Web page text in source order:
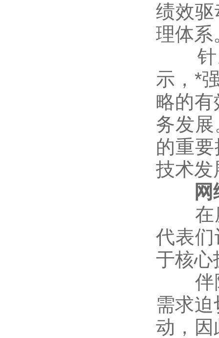
绩效
理体系
针对
示，*
略的有
务发
的重
技术发
网络
在座
代表
于核心
伴随
需求
动，因